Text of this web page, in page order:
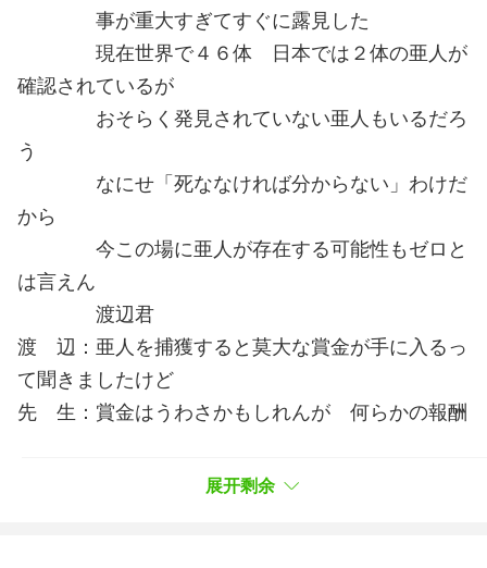
事が重大すぎてすぐに露見した
現在世界で４６体 日本では２体の亜人が
確認されているが
おそらく発見されていない亜人もいるだろ
う
なにせ「死ななければ分からない」わけだ
から
今この場に亜人が存在する可能性もゼロと
は言えん
渡辺君
渡 辺：亜人を捕獲すると莫大な賞金が手に入るっ
て聞きましたけど
先 生：賞金はうわさかもしれんが 何らかの報酬
例えば 狩猟のように獲物の所有権を主張
展开剩余